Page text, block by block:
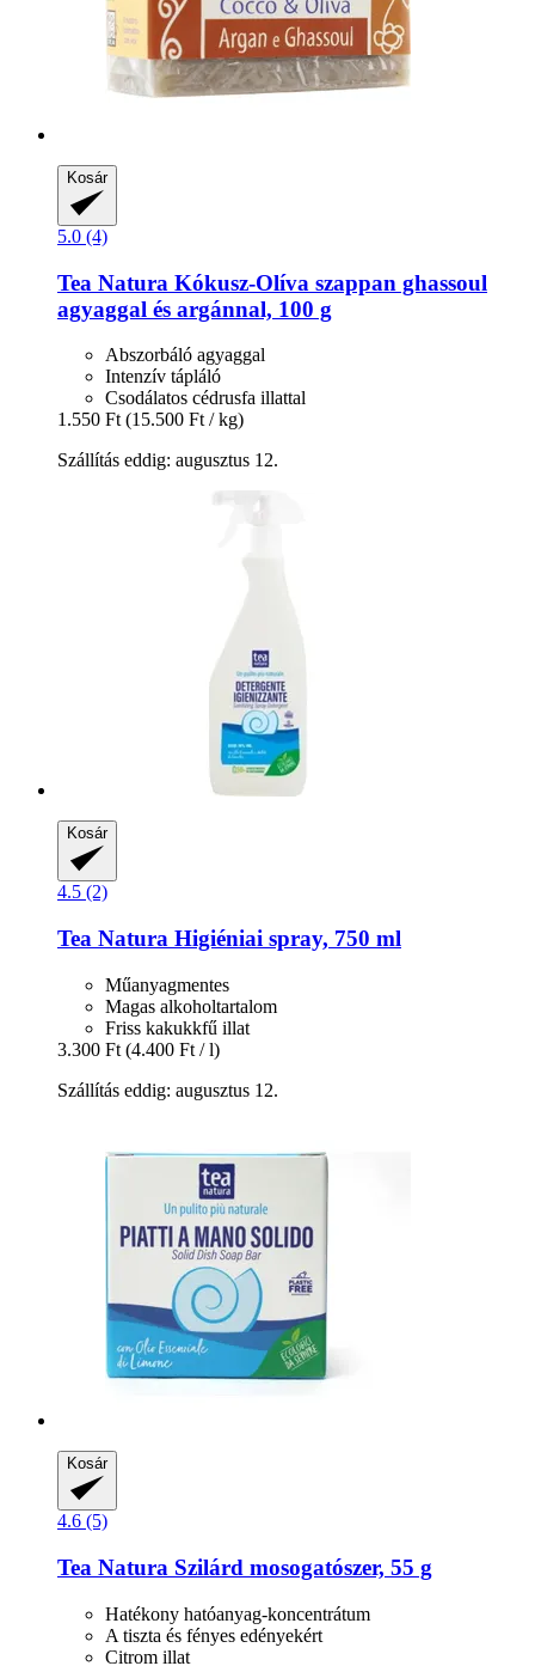
Kosár
5.0 (4)
Tea Natura Kókusz-​Olíva szappan ghassoul
agyaggal és argánnal, 100 g
Abszorbáló agyaggal
Intenzív tápláló
Csodálatos cédrusfa illattal
1.550 Ft (15.500 Ft / kg)
Szállítás eddig: augusztus 12.
Kosár
4.5 (2)
Tea Natura Higiéniai spray, 750 ml
Műanyagmentes
Magas alkoholtartalom
Friss kakukkfű illat
3.300 Ft (4.400 Ft / l)
Szállítás eddig: augusztus 12.
Kosár
4.6 (5)
Tea Natura Szilárd mosogatószer, 55 g
Hatékony hatóanyag-koncentrátum
A tiszta és fényes edényekért
Citrom illat